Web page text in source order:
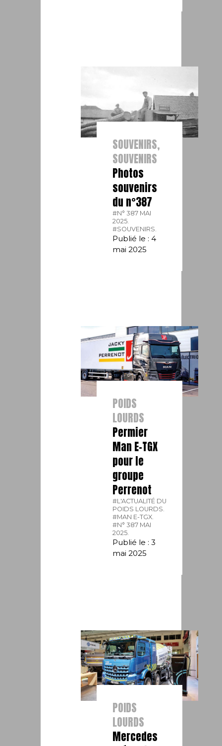
SOUVENIRS,
SOUVENIRS
Photos
souvenirs
du n°387
#N° 387 MAI
2025.
#SOUVENIRS.
Publié le : 4
mai 2025
POIDS
LOURDS
Permier
Man E-TGX
pour le
groupe
Perrenot
#L'ACTUALITÉ DU
POIDS LOURDS.
#MAN E-TGX.
#N° 387 MAI
2025.
Publié le : 3
mai 2025
POIDS
LOURDS
Mercedes